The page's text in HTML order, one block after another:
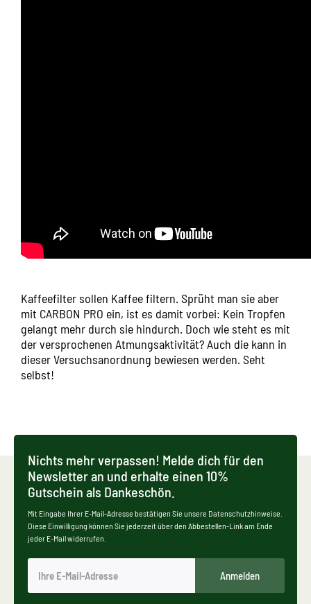
Kaffeefilter sollen Kaffee filtern. Sprüht man sie aber
mit CARBON PRO ein, ist es damit vorbei: Kein Tropfen
gelangt mehr durch sie hindurch. Doch wie steht es mit
der versprochenen Atmungsaktivität? Auch die kann in
dieser Versuchsanordnung bewiesen werden. Seht
selbst!
Nichts mehr verpassen! Melde dich für den
Newsletter an und erhalte einen 10%
Gutschein als Dankeschön.
Mit Eingabe Ihrer E-Mail-Adresse bestätigen Sie unsere Datenschutzhinweise.
Diese Einwilligung können Sie jederzeit über den Abbestellen-Link am Ende
jeder E-Mail widerrufen.
Anmelden